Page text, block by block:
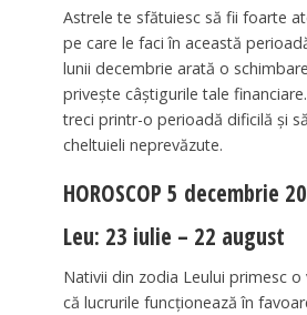
Astrele te sfătuiesc să fii foarte
pe care le faci în această
lunii decembrie arată o
privește câștigurile tale
treci printr-o perioadă dificilă și
cheltuieli neprevăzute.
HOROSCOP 5 decembrie
Leu: 23 iulie – 22 august
Nativii din zodia Leului primesc o
că lucrurile funcționează în